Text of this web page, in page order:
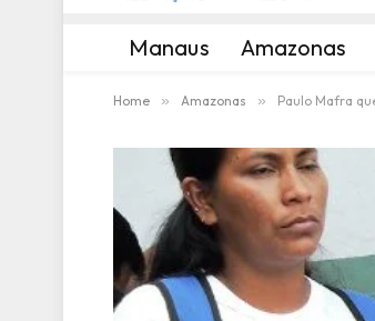
Manaus Amazonas
Home » Amazonas » Paulo Mafra